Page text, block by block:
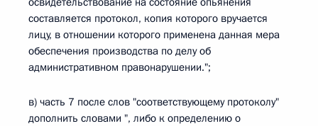
составляется протокол, копия которого вручается
лицу, в отношении которого применена данная мера
обеспечения производства по делу об
административном правонарушении.";
в) часть 7 после слов "соответствующему протоколу"
дополнить словами ", либо к определению о